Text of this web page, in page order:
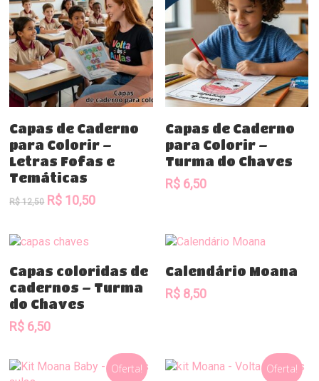
Comprar
Capas de Caderno
para Colorir –
Letras Fofas e
Temáticas
R$12,50 O
era:
R$ 12,50.
R$ 10,50O
R$ 10,50.
Comprar
Capas de Caderno
para Colorir –
Turma do Chaves
R$6,50
Comprar
Capas coloridas de
cadernos – Turma
do Chaves
R$ 6,50
Comprar
Calendário Moana
R$8,50
Oferta! Oferta!